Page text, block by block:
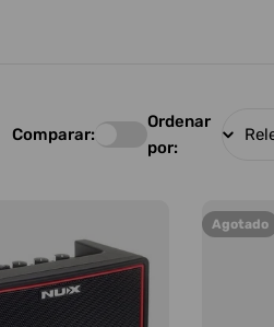
Comparar:
Ordenar
por:
Agotado